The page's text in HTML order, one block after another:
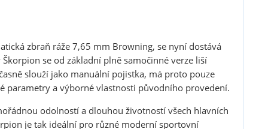
zbraň ráže 7,65 mm Browning, se nyní dostává
se od základní plně samočinné verze liší
slouží jako manuální pojistka, má proto pouze
parametry a výborné vlastnosti původního provedení.
odolností a dlouhou životností všech hlavních
je tak ideální pro různé moderní sportovní